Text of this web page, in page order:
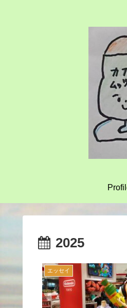
2025
エッセイ